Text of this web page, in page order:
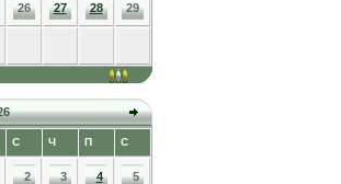
26 27 28 29
С Ч П С
2 3 4 5